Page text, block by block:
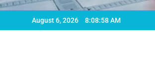
August 6, 2026 8:09:00 AM